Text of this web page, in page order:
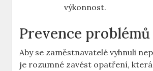
výkonnost.
Prevence problémů
Aby se zaměstnavatelé vyhnuli
je rozumné zavést opatření,